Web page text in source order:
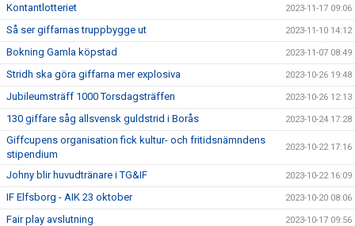
Kontantlotteriet 2023-11-17 09:06
Så ser giffarnas truppbygge ut 2023-11-10 14:12
Bokning Gamla köpstad 2023-11-07 08:49
Stridh ska göra giffarna mer explosiva 2023-10-26 19:48
Jubileumsträff 1000 Torsdagsträffen 2023-10-26 12:13
130 giffare såg allsvensk guldstrid i Borås 2023-10-24 17:28
Giffcupens organisation fick kultur- och fritidsnämndens
stipendium
2023-10-22 17:16
Johny blir huvudtränare i TG&IF 2023-10-22 16:09
IF Elfsborg - AIK 23 oktober 2023-10-20 08:06
Fair play avslutning 2023-10-17 09:56